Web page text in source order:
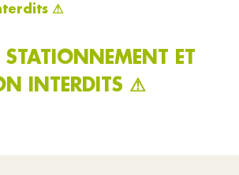
⚠
ET
INTERDITS ⚠